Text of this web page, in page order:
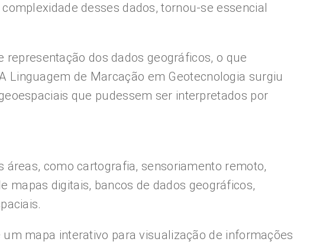
desses dados, tornou-se essencial
dos dados geográficos, o que
de Marcação em Geotecnologia surgiu
que pudessem ser interpretados por
como cartografia, sensoriamento remoto,
mapas digitais, bancos de dados geográficos,
mapa interativo para visualização de informações